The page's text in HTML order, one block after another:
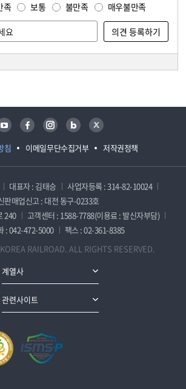
족 보통 불만족 매우불만족
침 이메일무단수집거부 저작권정책
유튜브 페이스북 인스타그램 블로그 트위터
대표자 : 김태승
사업자등록 : 314-82-10024
판매업신고 : 대전 동구-0233호
240
고객센터 : 1588-7788(이용료 : 발신자부담)
: 042-472-5000
팩스 : 02-361-8385
RAILROAD. ALL RIGHTS RESERVED.
계열사
관련사이트